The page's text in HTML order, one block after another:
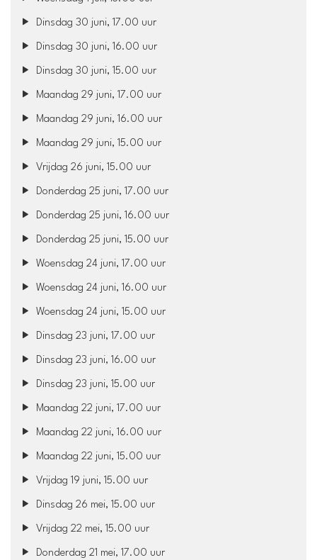
Dinsdag 30 juni, 17.00 uur
Dinsdag 30 juni, 16.00 uur
Dinsdag 30 juni, 15.00 uur
Maandag 29 juni, 17.00 uur
Maandag 29 juni, 16.00 uur
Maandag 29 juni, 15.00 uur
Vrijdag 26 juni, 15.00 uur
Donderdag 25 juni, 17.00 uur
Donderdag 25 juni, 16.00 uur
Donderdag 25 juni, 15.00 uur
Woensdag 24 juni, 17.00 uur
Woensdag 24 juni, 16.00 uur
Woensdag 24 juni, 15.00 uur
Dinsdag 23 juni, 17.00 uur
Dinsdag 23 juni, 16.00 uur
Dinsdag 23 juni, 15.00 uur
Maandag 22 juni, 17.00 uur
Maandag 22 juni, 16.00 uur
Maandag 22 juni, 15.00 uur
Vrijdag 19 juni, 15.00 uur
Dinsdag 26 mei, 15.00 uur
Vrijdag 22 mei, 15.00 uur
Donderdag 21 mei, 17.00 uur